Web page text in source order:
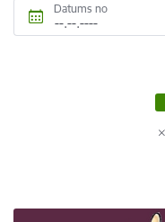
Datums no